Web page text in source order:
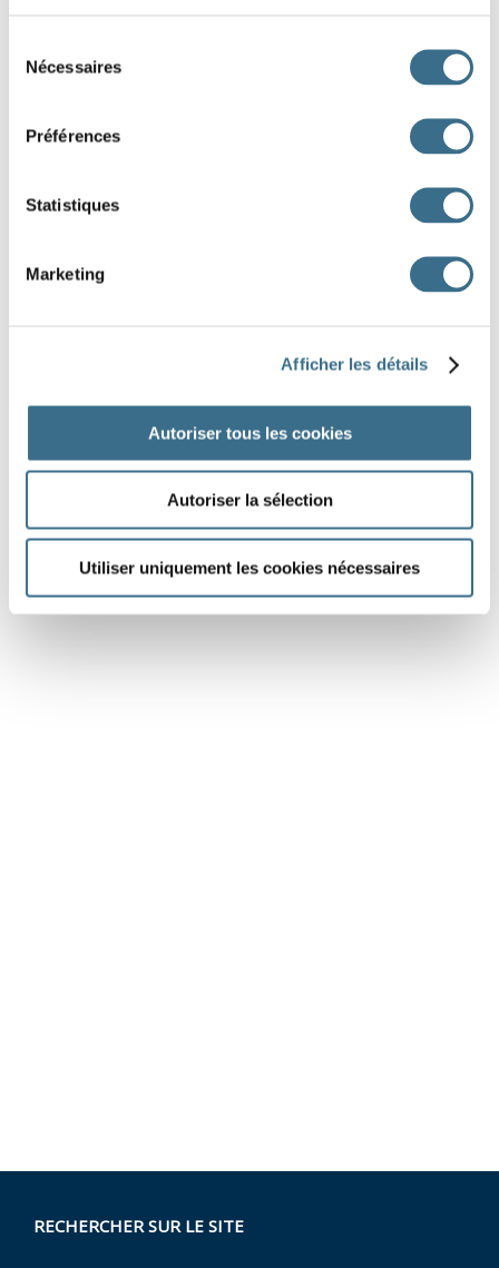
Nécessaires
Préférences
Statistiques
Marketing
Afficher les détails
Autoriser tous les cookies
Autoriser la sélection
Utiliser uniquement les cookies nécessaires
au premier rang afin de ne rien
dans l’auberge après une
longue journée de marche.
dressée pour le banquet.
RECHERCHER SUR LE SITE